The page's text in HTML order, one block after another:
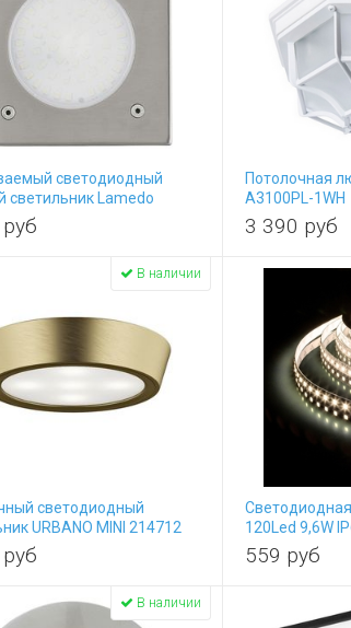
светодиодный
светильник Lamedo
руб
Потолочная
A3100PL-1WH
3 390 руб
светодиодный
URBANO MINI 214712
руб
В наличии
120Led 9,6W
559 руб
В наличии